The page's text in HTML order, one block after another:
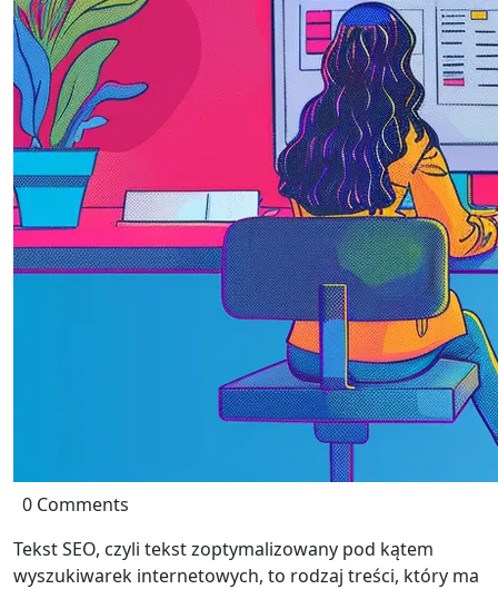
0 Comments
Tekst SEO, czyli tekst zoptymalizowany pod kątem
wyszukiwarek internetowych, to rodzaj treści, który ma